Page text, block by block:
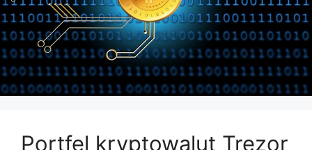
Portfel kryptowalut Trezor